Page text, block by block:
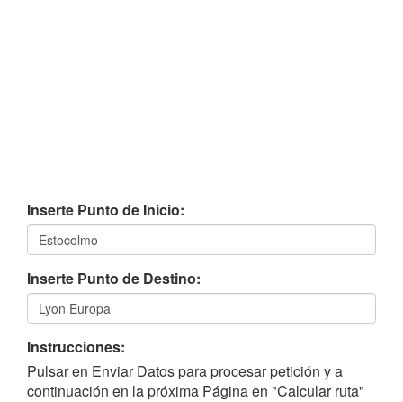
Inserte Punto de Inicio:
Inserte Punto de Destino:
Instrucciones:
Pulsar en Enviar Datos para procesar petición y a
continuación en la próxima Página en "Calcular ruta"